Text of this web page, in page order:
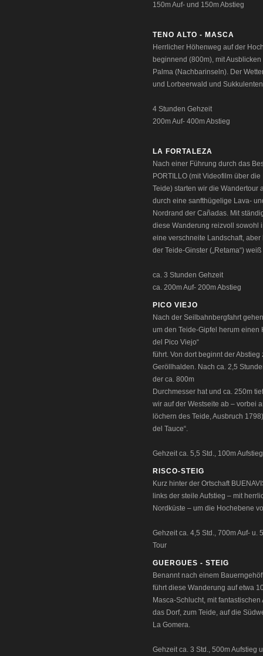
150m Auf- und 150m Abstieg
TENO ALTO - MASCA
Herrlicher Höhenweg auf der
beginnend (800m), mit
Palma (Nachbarinseln). Der
und Lorbeerwald und
4 Stunden Gehzeit
200m Auf- 400m Abstieg
LA FORTALEZA
Nach einer Führung durch das
PORTILLO (mit Videofilm über
Teide) starten wir die Wandertour
durch eine sanfthügelige Lava-
Nordrand der Cañadas. Mit
diese Wanderung reizvoll sowohl
eine verschneite Landschaft,
der Teide-Ginster („Retama“)
ca. 3 Stunden Gehzeit
ca. 200m Auf- 200m Abstieg
PICO VIEJO
Nach der Seilbahnbergfahrt
um den Teide-Gipfel herum einen
del Pico Viejo“
führt. Von dort beginnt der
Geröllhalden. Nach ca. 2,5
der ca. 800m
Durchmesser hat und ca. 250m
wir auf der Westseite ab – vorbei
löchern des Teide, Ausbruch
del Tauce“.
Gehzeit ca. 5,5 Std., 100m
RISCO-STEIG
Kurz hinter der Ortschaft
links der steile Aufstieg – mit
Nordküste – um die Hochebene
Gehzeit ca. 4,5 Std., 700m Auf- u.
Tour
GUERGUES - STEIG
Benannt nach einem
führt diese Wanderung auf etwa
Masca-Schlucht, mit
das Dorf, zum Teide, auf die
La Gomera.
Gehzeit ca. 3 Std., 500m Aufstieg